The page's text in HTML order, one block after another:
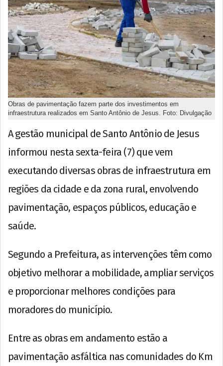
Obras de pavimentação fazem parte dos investimentos em
infraestrutura realizados em Santo Antônio de Jesus. Foto: Divulgação
A gestão municipal de Santo Antônio de Jesus
informou nesta sexta-feira (7) que vem
executando diversas obras de infraestrutura em
regiões da cidade e da zona rural, envolvendo
pavimentação, espaços públicos, educação e
saúde.
Segundo a Prefeitura, as intervenções têm como
objetivo melhorar a mobilidade, ampliar serviços
e proporcionar melhores condições para
moradores do município.
Entre as obras em andamento estão a
pavimentação asfáltica nas comunidades do Km